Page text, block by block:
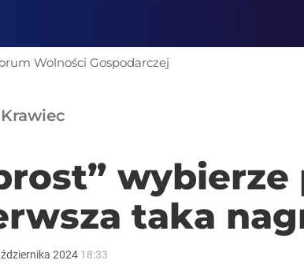
Wolności Gospodarczej
taka
2024 18:33